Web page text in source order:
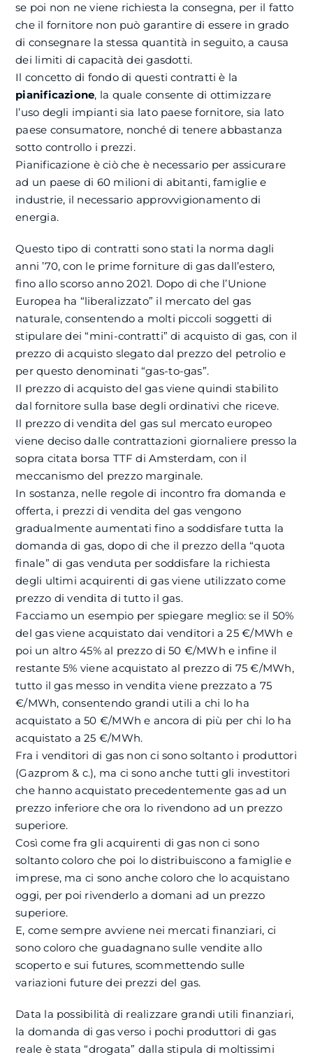
se poi non ne viene richiesta la consegna, per il fatto
che il fornitore non può garantire di essere in grado
di consegnare la stessa quantità in seguito, a causa
dei limiti di capacità dei gasdotti.
Il concetto di fondo di questi contratti è la
pianificazione, la quale consente di ottimizzare
l’uso degli impianti sia lato paese fornitore, sia lato
paese consumatore, nonché di tenere abbastanza
sotto controllo i prezzi.
Pianificazione è ciò che è necessario per assicurare
ad un paese di 60 milioni di abitanti, famiglie e
industrie, il necessario approvvigionamento di
energia.
Questo tipo di contratti sono stati la norma dagli
anni ’70, con le prime forniture di gas dall’estero,
fino allo scorso anno 2021. Dopo di che l’Unione
Europea ha “liberalizzato” il mercato del gas
naturale, consentendo a molti piccoli soggetti di
stipulare dei “mini-contratti” di acquisto di gas, con il
prezzo di acquisto slegato dal prezzo del petrolio e
per questo denominati “gas-to-gas”.
Il prezzo di acquisto del gas viene quindi stabilito
dal fornitore sulla base degli ordinativi che riceve.
Il prezzo di vendita del gas sul mercato europeo
viene deciso dalle contrattazioni giornaliere presso la
sopra citata borsa TTF di Amsterdam, con il
meccanismo del prezzo marginale.
In sostanza, nelle regole di incontro fra domanda e
offerta, i prezzi di vendita del gas vengono
gradualmente aumentati fino a soddisfare tutta la
domanda di gas, dopo di che il prezzo della “quota
finale” di gas venduta per soddisfare la richiesta
degli ultimi acquirenti di gas viene utilizzato come
prezzo di vendita di tutto il gas.
Facciamo un esempio per spiegare meglio: se il 50%
del gas viene acquistato dai venditori a 25 €/MWh e
poi un altro 45% al prezzo di 50 €/MWh e infine il
restante 5% viene acquistato al prezzo di 75 €/MWh,
tutto il gas messo in vendita viene prezzato a 75
€/MWh, consentendo grandi utili a chi lo ha
acquistato a 50 €/MWh e ancora di più per chi lo ha
acquistato a 25 €/MWh.
Fra i venditori di gas non ci sono soltanto i produttori
(Gazprom & c.), ma ci sono anche tutti gli investitori
che hanno acquistato precedentemente gas ad un
prezzo inferiore che ora lo rivendono ad un prezzo
superiore.
Così come fra gli acquirenti di gas non ci sono
soltanto coloro che poi lo distribuiscono a famiglie e
imprese, ma ci sono anche coloro che lo acquistano
oggi, per poi rivenderlo a domani ad un prezzo
superiore.
E, come sempre avviene nei mercati finanziari, ci
sono coloro che guadagnano sulle vendite allo
scoperto e sui futures, scommettendo sulle
variazioni future dei prezzi del gas.
Data la possibilità di realizzare grandi utili finanziari,
la domanda di gas verso i pochi produttori di gas
reale è stata “drogata” dalla stipula di moltissimi